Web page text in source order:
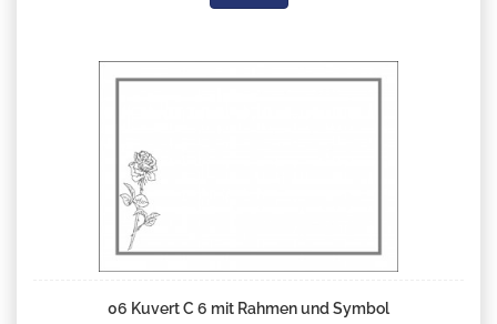
06 Kuvert C 6 mit Rahmen und Symbol